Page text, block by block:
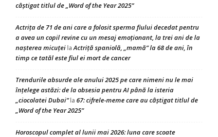
câștigat titlul de „Word of the Year 2025”
Actrița de 71 de ani care a folosit sperma fiului decedat pentru
a avea un copil revine cu un mesaj emoționant, la trei ani de la
nașterea micuței laActriță spaniolă, „mamă” la 68 de ani, în
timp ce tatăl este fiul ei mort de cancer
Trendurile absurde ale anului 2025 pe care nimeni nu le mai
înțelege astăzi: de la obsesia pentru AI până la isteria
„ciocolatei Dubai”la 67: cifrele-meme care au câștigat titlul de
„Word of the Year 2025”
Horoscopul complet al lunii mai 2026: luna care scoate